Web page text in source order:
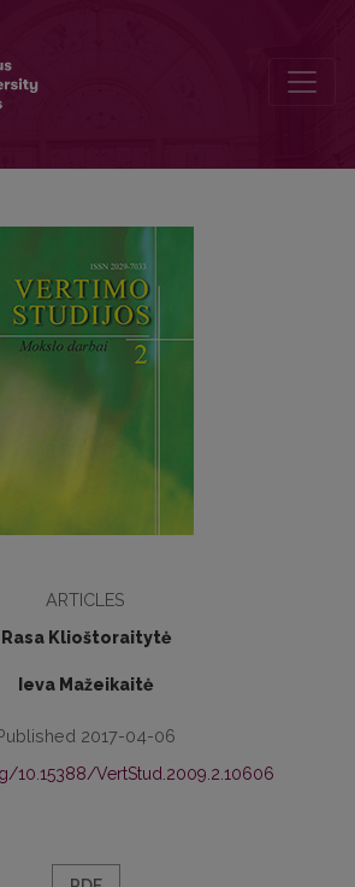
ARTICLES
Rasa Klioštoraitytė
Ieva Mažeikaitė
2017-04-06
10.15388/VertStud.2009.2.10606